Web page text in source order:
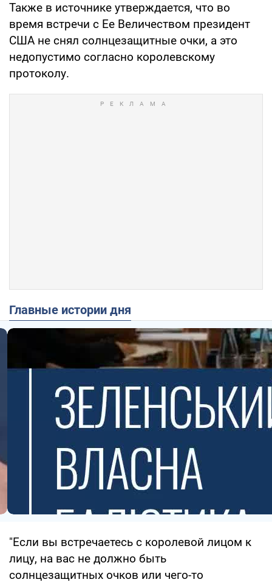
Также в источнике утверждается, что во
время встречи с Ее Величеством президент
США не снял солнцезащитные очки, а это
недопустимо согласно королевскому
протоколу.
Главные истории дня
"Если вы встречаетесь с королевой лицом к
лицу, на вас не должно быть
солнцезащитных очков или чего-то